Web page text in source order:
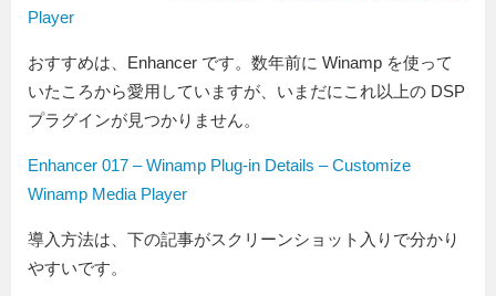
Player
おすすめは、Enhancer です。数年前に Winamp を使って
いたころから愛用していますが、いまだにこれ以上の DSP
プラグインが見つかりません。
Enhancer 017 – Winamp Plug-in Details – Customize
Winamp Media Player
導入方法は、下の記事がスクリーンショット入りで分かり
やすいです。